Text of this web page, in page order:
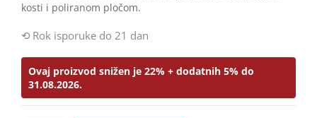
kosti i poliranom pločom.
Rok isporuke do 21 dan
Ovaj proizvod snižen je 22% + dodatnih 5% do
31.08.2026.